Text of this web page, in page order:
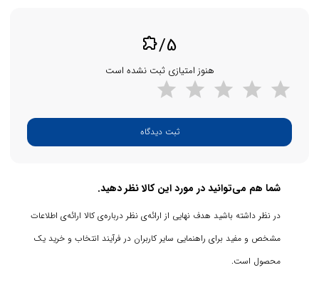
extension/5
هنوز امتیازی ثبت نشده است
ثبت دیدگاه
شما هم می‌توانید در مورد این کالا نظر دهید.
در نظر داشته باشید هدف نهایی از ارائه‌ی نظر درباره‌ی کالا ارائه‌ی اطلاعات
مشخص و مفید برای راهنمایی سایر کاربران در فرآیند انتخاب و خرید یک
محصول است.